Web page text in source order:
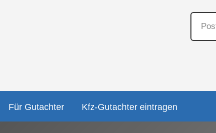
Für Gutachter Kfz-Gutachter eintragen